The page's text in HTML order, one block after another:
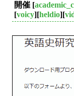
開催 [
[voicy][heldio][